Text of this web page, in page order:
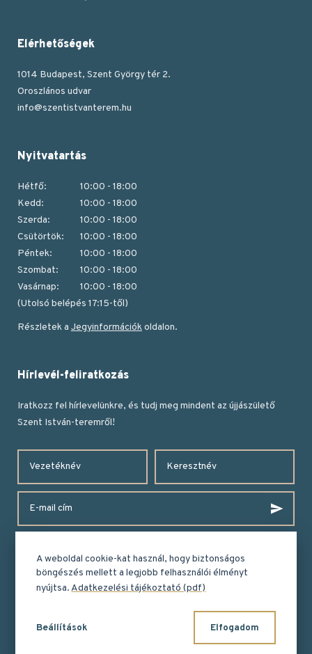
Elérhetőségek
1014 Budapest, Szent György tér 2.
Oroszlános udvar
info@szentistvanterem.hu
Nyitvatartás
Hétfő:
10:00 - 18:00
Kedd:
10:00 - 18:00
Szerda:
10:00 - 18:00
Csütörtök:
10:00 - 18:00
Péntek:
10:00 - 18:00
Szombat:
10:00 - 18:00
Vasárnap:
10:00 - 18:00
(Utolsó belépés 17:15-től)
Részletek a Jegyinformációkoldalon.
Hírlevél-feliratkozás
Iratkozz fel hírlevelünkre, és tudj meg mindent az újjászülető
Szent István-teremről!
mail
cím
adatkezelési tájékoztatót.*
Fejlesztette az Integral Vision Kft.
A weboldal cookie-kat használ, hogy biztonságos
böngészés mellett a legjobb felhasználói élményt
nyújtsa. Adatkezelési tájékoztató (pdf)
Elfogadom
Beállítások